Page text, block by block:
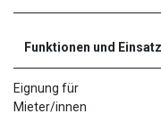
Funktionen und
Eignung für
Mieter/innen